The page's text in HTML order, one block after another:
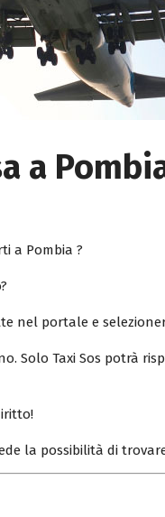
a
a Pombia ?
nel portale e
Solo Taxi Sos potrà
la possibilità di